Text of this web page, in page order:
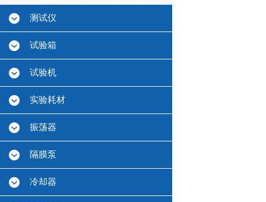
测试仪
试验箱
试验机
实验耗材
振荡器
隔膜泵
冷却器